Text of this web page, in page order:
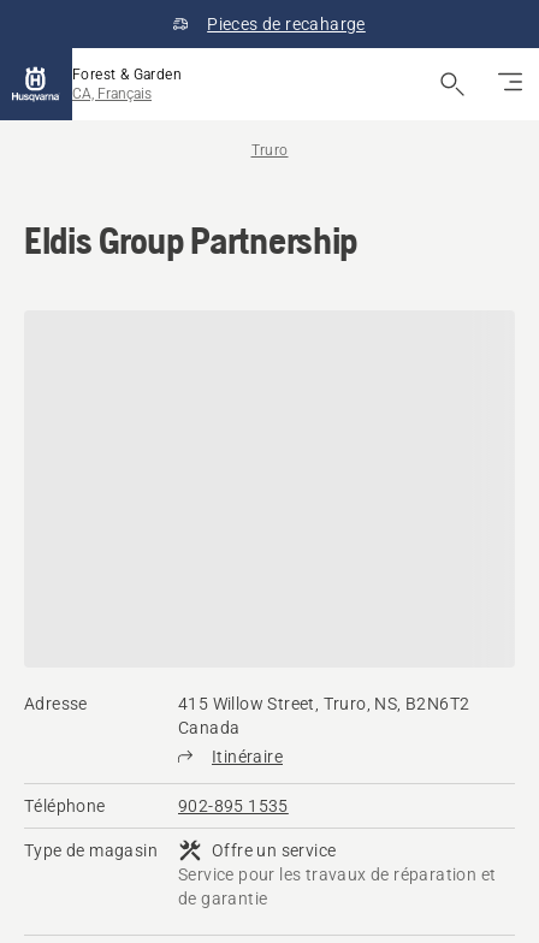
Pieces de recaharge
Forest & Garden
CA, Français
Truro
Eldis Group Partnership
Adresse
415 Willow Street, Truro, NS, B2N6T2
Canada
Itinéraire
Téléphone 902-895 1535
Type de magasin
Offre un service
Service pour les travaux de réparation et
de garantie